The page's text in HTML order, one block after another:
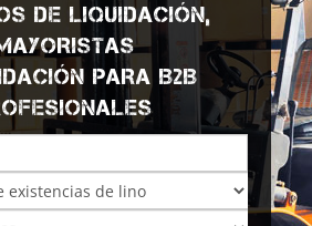
DE LIQUIDACIÓN,
PARA B2B